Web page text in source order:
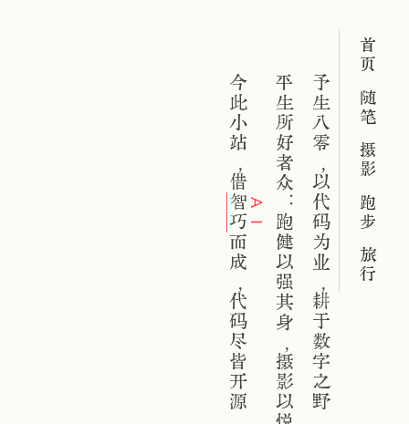
首页
随笔
摄影
跑步
旅行
予生八零，以代码为业，耕于数字之野。
今此小站，借
智 A
巧 I